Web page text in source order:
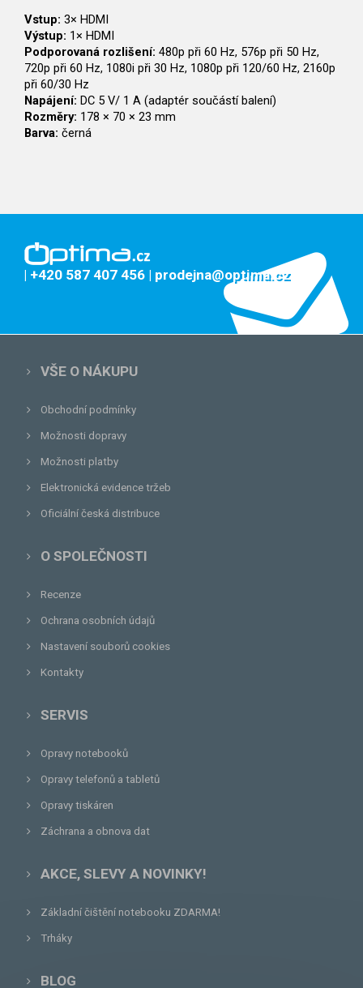
Vstup: 3× HDMI
Výstup: 1× HDMI
Podporovaná rozlišení: 480p při 60 Hz, 576p při 50 Hz,
720p při 60 Hz, 1080i při 30 Hz, 1080p při 120/60 Hz, 2160p
při 60/30 Hz
Napájení: DC 5 V/ 1 A (adaptér součástí balení)
Rozměry: 178 × 70 × 23 mm
Barva: černá
| +420 587 407 456 | prodejna@optima.cz
VŠE O NÁKUPU
Obchodní podmínky
Možnosti dopravy
Možnosti platby
Elektronická evidence tržeb
Oficiální česká distribuce
O SPOLEČNOSTI
Recenze
Ochrana osobních údajů
Nastavení souborů cookies
Kontakty
SERVIS
Opravy notebooků
Opravy telefonů a tabletů
Opravy tiskáren
Záchrana a obnova dat
AKCE, SLEVY A NOVINKY!
Základní čištění notebooku ZDARMA!
Trháky
BLOG